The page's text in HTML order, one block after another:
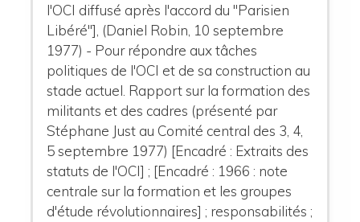
l'OCI diffusé après l'accord du "Parisien
Libéré"], (Daniel Robin, 10 septembre
1977) - Pour répondre aux tâches
politiques de l'OCI et de sa construction au
stade actuel. Rapport sur la formation des
militants et des cadres (présenté par
Stéphane Just au Comité central des 3, 4,
5 septembre 1977) [Encadré : Extraits des
statuts de l'OCI] ; [Encadré : 1966 : note
centrale sur la formation et les groupes
d'étude révolutionnaires] ; responsabilités ;